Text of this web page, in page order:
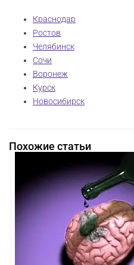
Краснодар
Ростов
Челябинск
Сочи
Воронеж
Курск
Новосибирск
Похожие статьи